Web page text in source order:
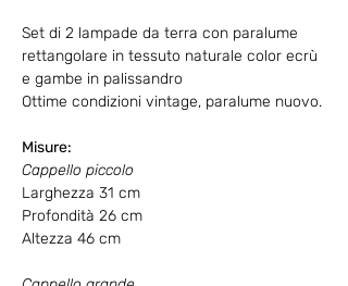
Set di 2 lampade da terra con paralume
rettangolare in tessuto naturale color ecrù
e gambe in palissandro
Ottime condizioni vintage, paralume nuovo.
Misure:
Cappello piccolo
Larghezza 31 cm
Profondità 26 cm
Altezza 46 cm